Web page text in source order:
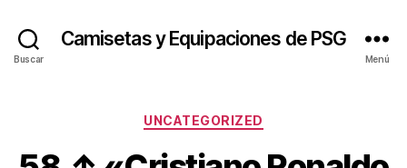
Buscar
Camisetas y Equipaciones de PSG
Menú
Categorías
UNCATEGORIZED